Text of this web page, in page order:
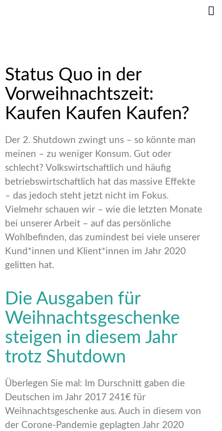
Status Quo in der
Vorweihnachtszeit:
Kaufen Kaufen Kaufen?
Der 2. Shutdown zwingt uns – so könnte man
meinen – zu weniger Konsum. Gut oder
schlecht? Volkswirtschaftlich und häufig
betriebswirtschaftlich hat das massive Effekte
– das jedoch steht jetzt nicht im Fokus.
Vielmehr schauen wir – wie die letzten Monate
bei unserer Arbeit – auf das persönliche
Wohlbefinden, das zumindest bei viele unserer
Kund*innen und Klient*innen im Jahr 2020
gelitten hat.
Die Ausgaben für
Weihnachtsgeschenke
steigen in diesem Jahr
trotz Shutdown
Überlegen Sie mal: Im Durschnitt gaben die
Deutschen im Jahr 2017 241€ für
Weihnachtsgeschenke aus. Auch in diesem von
der Corone-Pandemie geplagten Jahr 2020